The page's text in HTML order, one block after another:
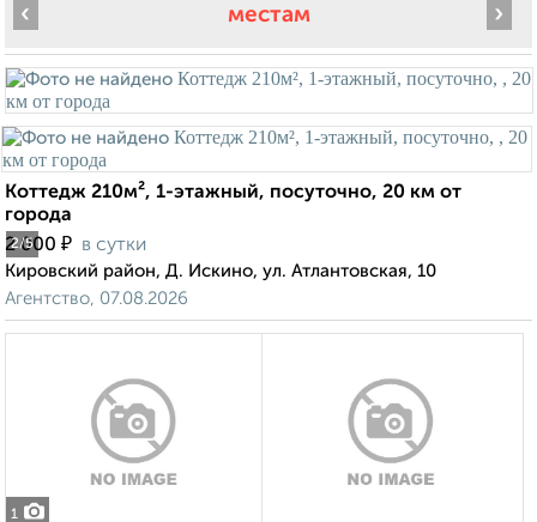
местам
2/5
‹ ›
Коттедж 210м², 1-этажный, посуточно, 20 км от
города
2 000 ₽ в сутки
Кировский район, Д. Искино, ул. Атлантовская, 10
Агентство, 07.08.2026
1